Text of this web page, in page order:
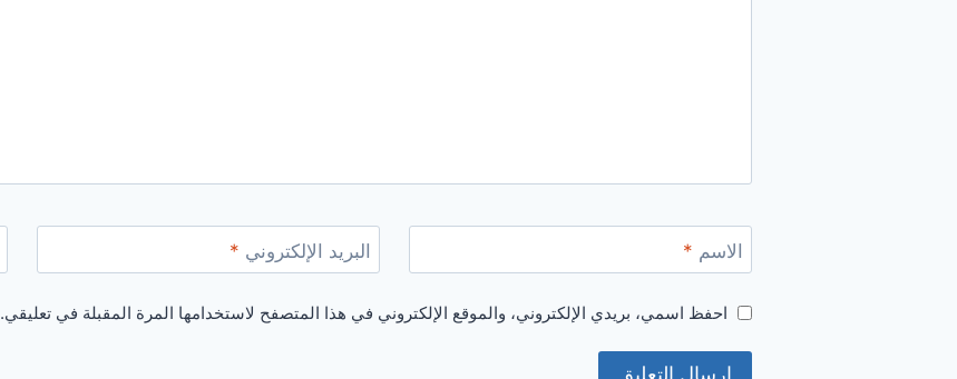
الاسم * البريد الإلكتروني *
احفظ اسمي، بريدي الإلكتروني، والموقع الإلكتروني في هذا المتصفح لاستخدامها المرة المقبلة في تعليقي.